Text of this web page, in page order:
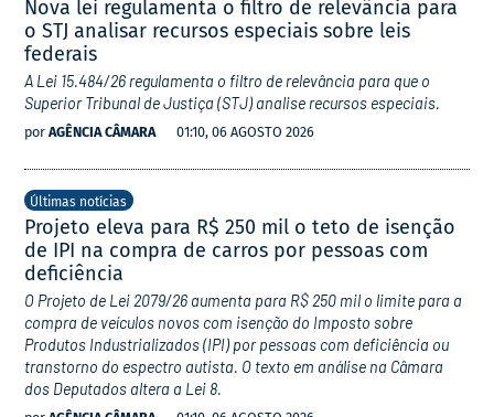
Nova lei regulamenta o filtro de relevância para
o STJ analisar recursos especiais sobre leis
federais
A Lei 15.484/26 regulamenta o filtro de relevância para que o
Superior Tribunal de Justiça (STJ) analise recursos especiais.
por AGÊNCIA CÂMARA 01:10, 06 AGOSTO 2026
Últimas notícias
Projeto eleva para R$ 250 mil o teto de isenção
de IPI na compra de carros por pessoas com
deficiência
O Projeto de Lei 2079/26 aumenta para R$ 250 mil o limite para a
compra de veículos novos com isenção do Imposto sobre
Produtos Industrializados (IPI) por pessoas com deficiência ou
transtorno do espectro autista. O texto em análise na Câmara
dos Deputados altera a Lei 8.